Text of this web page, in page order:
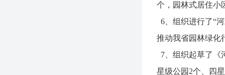
个，园林式居住小
6、组织进行了“
推动我省园林绿化
7、组织起草了《
星级公园2个、四